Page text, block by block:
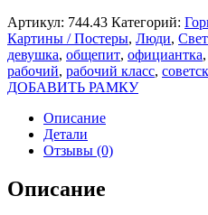
Артикул: 744.43 Категорий:
Картины / Постеры, Люди,
девушка, общепит, официантка,
рабочий, рабочий класс,
ДОБАВИТЬ РАМКУ
Описание
Детали
Отзывы (0)
Описание